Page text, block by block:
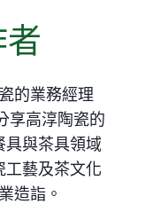
者
的業務經理
享高淳陶瓷的
具與茶具領域
工藝及茶文化
造詣。